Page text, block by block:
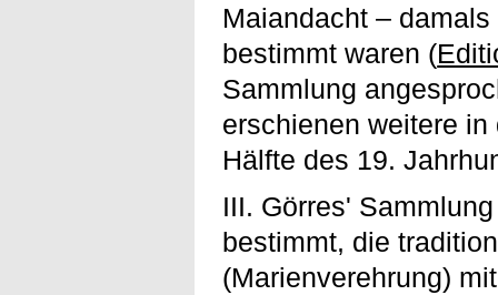
Maiandacht –
bestimmt waren (
Sammlung
erschienen weitere
Hälfte des 19.
III. Görres'
bestimmt, die
(Marienverehrung)